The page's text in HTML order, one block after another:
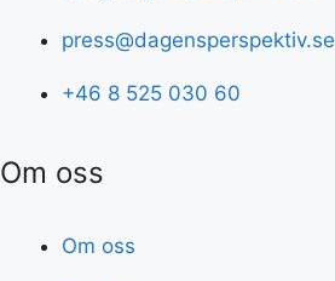
press@dagensperspektiv.se
+46 8 525 030 60
Om oss
Om oss